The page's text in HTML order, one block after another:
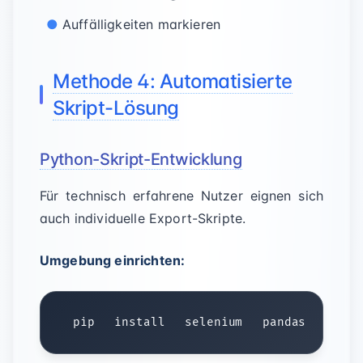
Auffälligkeiten markieren
Methode 4: Automatisierte
Skript-Lösung
Python-Skript-Entwicklung
Für technisch erfahrene Nutzer eignen sich
auch individuelle Export-Skripte.
Umgebung einrichten:
pip install selenium pandas